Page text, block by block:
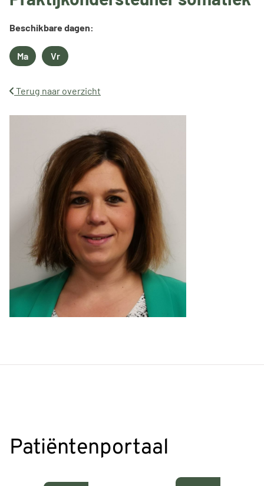
Beschikbare dagen:
Maandag
Ma Vrijdag
Vr
Terug naar overzicht
Patiëntenportaal